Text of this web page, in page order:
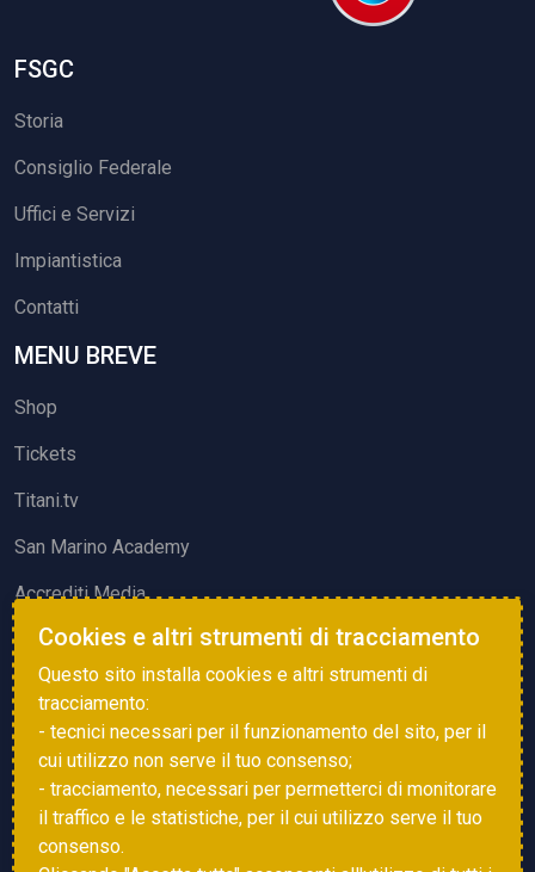
FSGC
Storia
Consiglio Federale
Uffici e Servizi
Impiantistica
Contatti
MENU BREVE
Shop
Tickets
Titani.tv
San Marino Academy
Accrediti Media
ATTIVITÀ ED EVENTI
Squadre di Calcio
Associazione Sammarinese Arbitri
Vota gol e parata
Cookies e altri strumenti di tracciamento
Questo sito installa cookies e altri strumenti di
tracciamento:
- tecnici necessari per il funzionamento del sito, per il
cui utilizzo non serve il tuo consenso;
- tracciamento, necessari per permetterci di monitorare
il traffico e le statistiche, per il cui utilizzo serve il tuo
consenso.